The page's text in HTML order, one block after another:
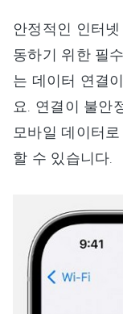
안정적인 인터
동하기 위한 필
는 데이터 연결
요. 연결이 불안
모바일 데이터
할 수 있습니다.